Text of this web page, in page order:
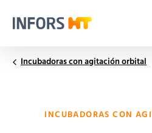
Incubadoras con agitación orbital
INCUBADORAS CON